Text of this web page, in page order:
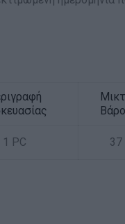
1 PC 37